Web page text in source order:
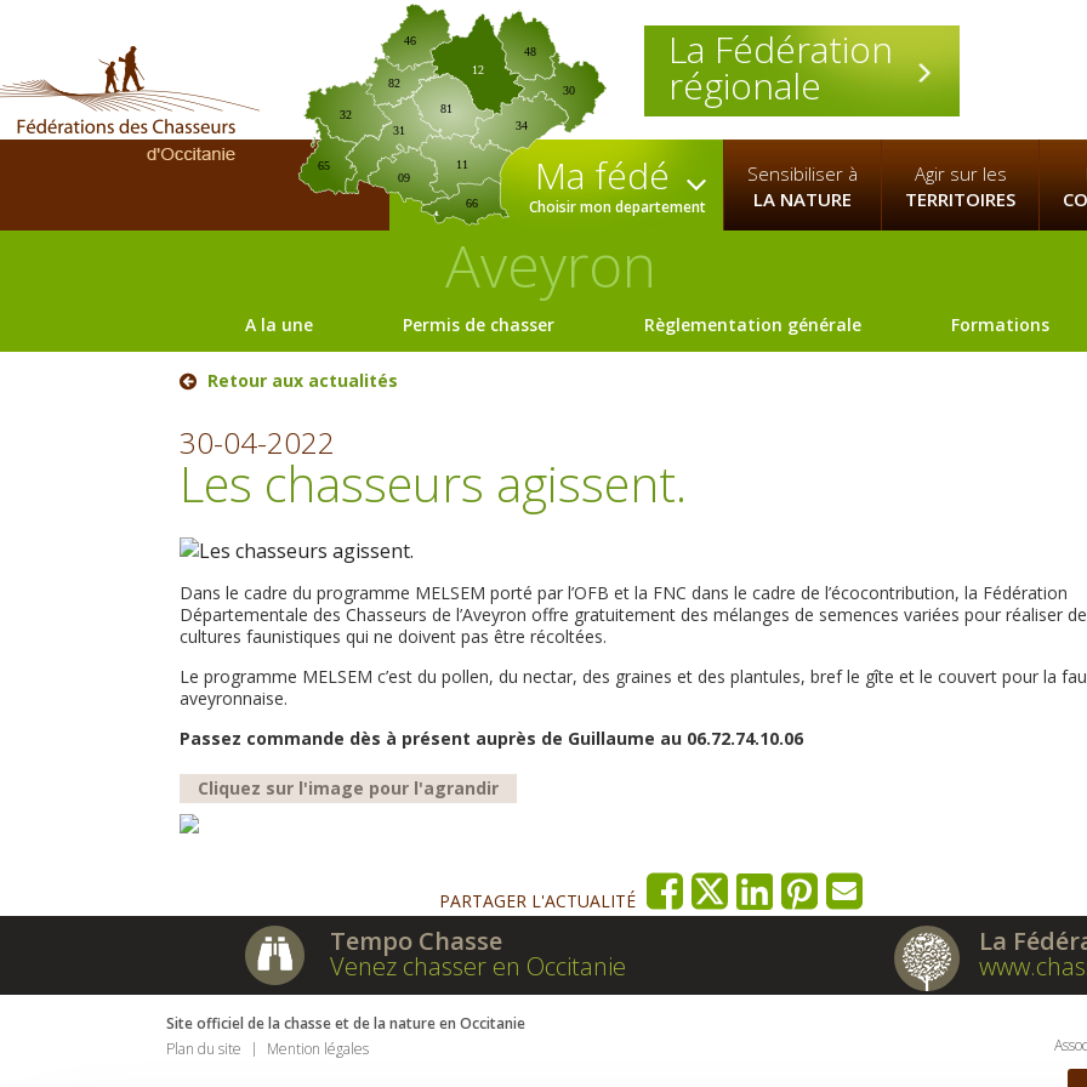
La Fédération
régionale
09
12
30
31
32
34
46
65
66
81
82
11
48
Ma fédé
Choisir mon departement
Sensibiliser à
LA NATURE
Agir sur les
TERRITOIRES
Aveyron
A la une Permis de chasser Règlementation générale Formations
Retour aux actualités
30-04-2022
Les chasseurs agissent.
Dans le cadre du programme MELSEM porté par l’OFB et la FNC dans le cadre de l’écocontribution, la Fédération
Départementale des Chasseurs de l’Aveyron offre gratuitement des mélanges de semences variées pour réaliser
cultures faunistiques qui ne doivent pas être récoltées.
Le programme MELSEM c’est du pollen, du nectar, des graines et des plantules, bref le gîte et le couvert pour la
aveyronnaise.
Passez commande dès à présent auprès de Guillaume au 06.72.74.10.06
Cliquez sur l'image pour l'agrandir
PARTAGER L'ACTUALITÉ
Tempo Chasse
Venez chasser en Occitanie
La
Site officiel de la chasse et de la nature en Occitanie
Plan du site
Mention légales